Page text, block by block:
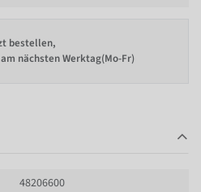
bestellen,
nächsten Werktag(Mo-Fr)
48206600